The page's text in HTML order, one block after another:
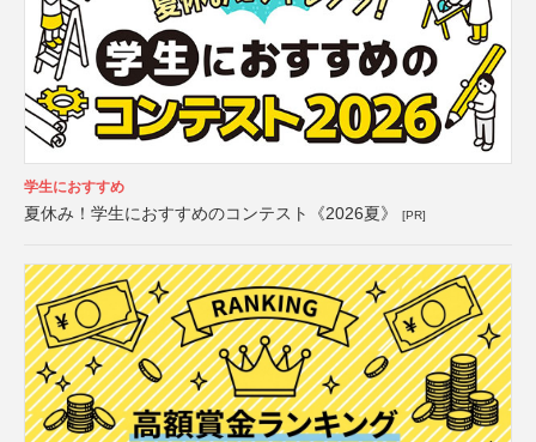
学生におすすめ
夏休み！学生におすすめのコンテスト《2026夏》 [PR]